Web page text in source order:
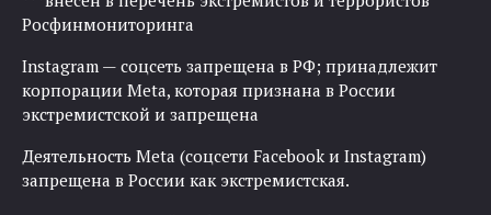
Росфинмониторинга
Instagram — соцсеть запрещена в РФ; принадлежит
корпорации Meta, которая признана в России
экстремистской и запрещена
Деятельность Meta (соцсети Facebook и Instagram)
запрещена в России как экстремистская.